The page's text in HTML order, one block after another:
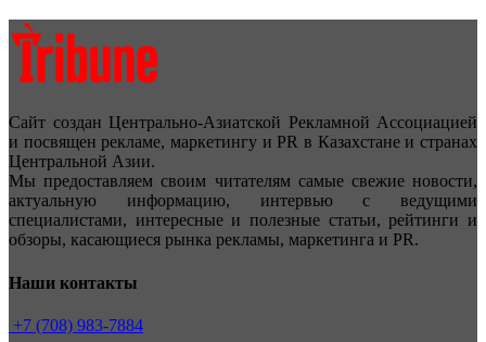
Сайт создан Центрально-Азиатской Рекламной Ассоциацией
и посвящен рекламе, маркетингу и PR в Казахстане и странах
Центральной Азии.
Мы предоставляем своим читателям самые свежие новости,
актуальную информацию, интервью с ведущими
специалистами, интересные и полезные статьи, рейтинги и
обзоры, касающиеся рынка рекламы, маркетинга и PR.
Наши контакты
+7 (708) 983-7884